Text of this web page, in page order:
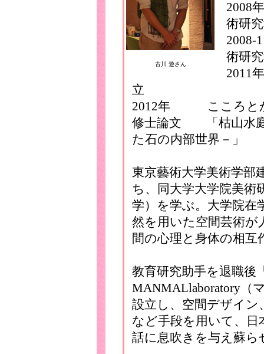
古川 遊さん
2008
術研
2008-
術研
2011
立
2012年 こころとか
修士論文 「枯山水
た石の内部世界－」
東京藝術大学美術学部
ち、同大学大学院美術
学）を学ぶ。大学院在
然を用いた空間芸術が
間の心理と身体の相互
教育研究助手を退職後
MANMALlaboratory（
設立し、空間デザイン
など手段を用いて、
話に息吹きを与え蘇ら